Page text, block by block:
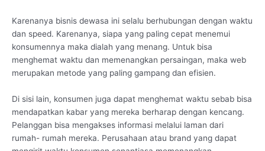
Karenanya bisnis dewasa ini selalu berhubungan dengan waktu
dan speed. Karenanya, siapa yang paling cepat menemui
konsumennya maka dialah yang menang. Untuk bisa
menghemat waktu dan memenangkan persaingan, maka web
merupakan metode yang paling gampang dan efisien.
Di sisi lain, konsumen juga dapat menghemat waktu sebab bisa
mendapatkan kabar yang mereka berharap dengan kencang.
Pelanggan bisa mengakses informasi melalui laman dari
rumah- rumah mereka. Perusahaan atau brand yang dapat